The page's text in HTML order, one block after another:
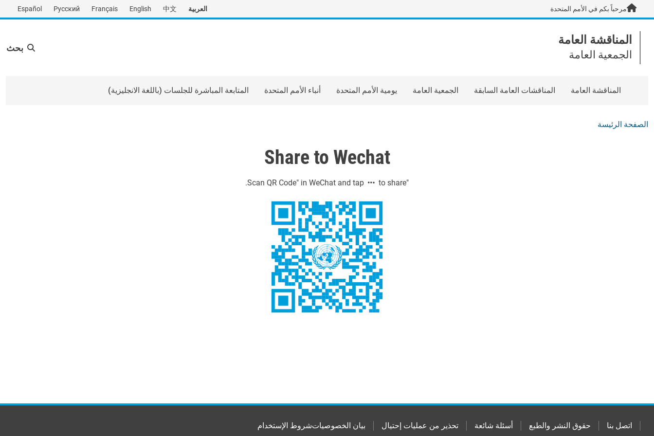
Skip to main content / navigation
مرحباً بكم في الأمم المتحدة العربية 中文
English
Français
Русский
Español
المناقشة العامة
الجمعية العامة
بحث
المناقشة العامة المناقشات العامة السابقة الجمعية العامة يومية الأمم المتحدة أنباء الأمم المتحدة المتابعة المباشرة للجلسات (باللغة الانجليزية)
الصفحة الرئيسة
Share to Wechat
"Scan QR Code" in WeChat and tap
to share.
اتصل بنا حقوق النشر والطبع أسئلة شائعة تحذير من عمليات إحتيال بيان الخصوصياتشروط الإستخدام